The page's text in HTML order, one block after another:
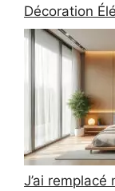
Décoration
J’ai